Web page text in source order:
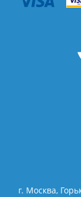
г. Москва,